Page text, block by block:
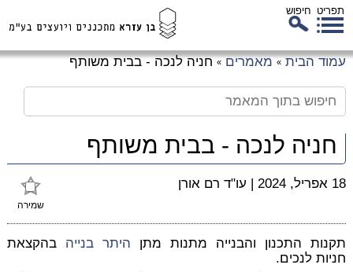
תפריט חיפוש
עמוד הבית » מאמרים » חניה לנכה - בבית משותף
חניה לנכה - בבית משותף
שמירה
18 אפריל, 2024 | עו"ד רם אורן
תקנות התכנון והבנייה מתנות מתן היתר בנייה בהקצאת
חניות לנכים.